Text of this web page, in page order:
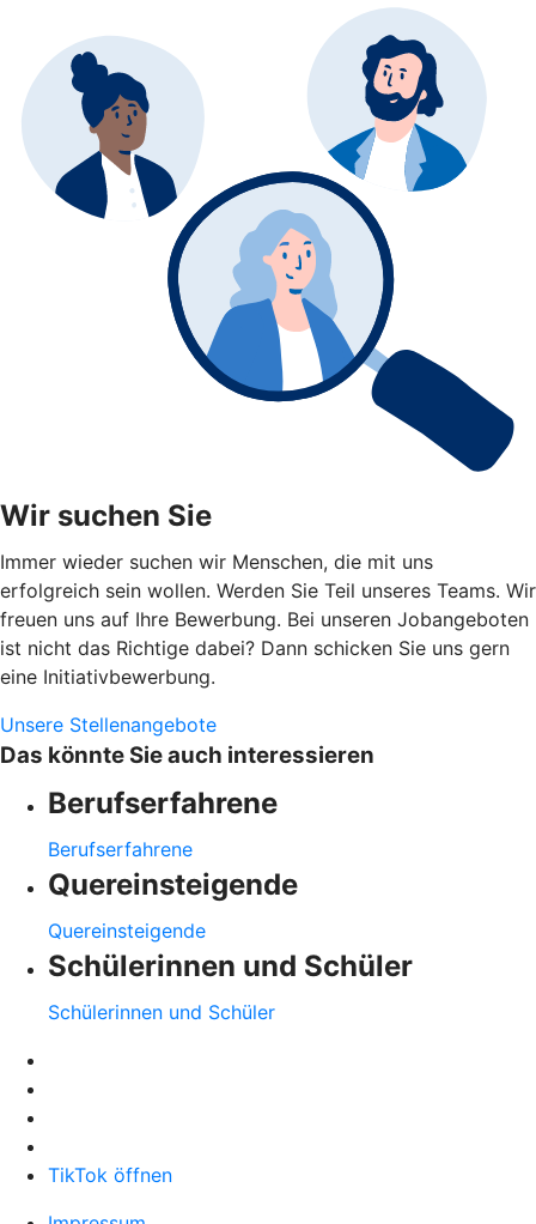
Wir suchen Sie
Immer wieder suchen wir Menschen, die mit uns
erfolgreich sein wollen. Werden Sie Teil unseres Teams. Wir
freuen uns auf Ihre Bewerbung. Bei unseren Jobangeboten
ist nicht das Richtige dabei? Dann schicken Sie uns gern
eine Initiativbewerbung.
Unsere Stellenangebote
Das könnte Sie auch interessieren
Berufserfahrene
Berufserfahrene
Quereinsteigende
Quereinsteigende
Schülerinnen und Schüler
Schülerinnen und Schüler
TikTok öffnen